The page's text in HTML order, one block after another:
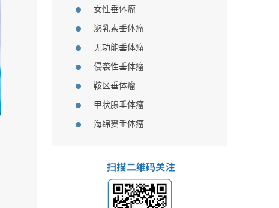
女性垂体瘤
泌乳素垂体瘤
无功能垂体瘤
侵袭性垂体瘤
鞍区垂体瘤
甲状腺垂体瘤
海绵窦垂体瘤